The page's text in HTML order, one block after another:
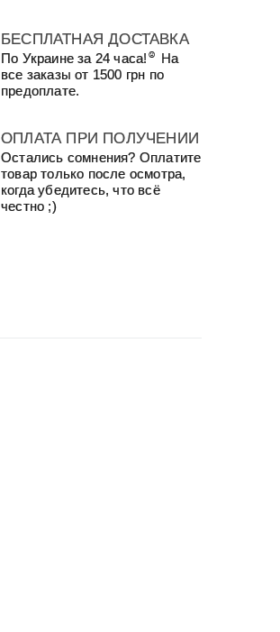
БЕСПЛАТНАЯ ДОСТАВКА
По Украине за 24 часа! ☺
На
все заказы от 1500 грн по
предоплате.
ОПЛАТА ПРИ ПОЛУЧЕНИИ
Остались сомнения? Оплатите
товар только после осмотра,
когда убедитесь, что всё
честно ;)